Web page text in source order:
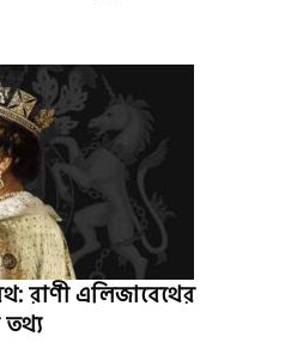
রাণী এলিজাবেথের
তথ্য